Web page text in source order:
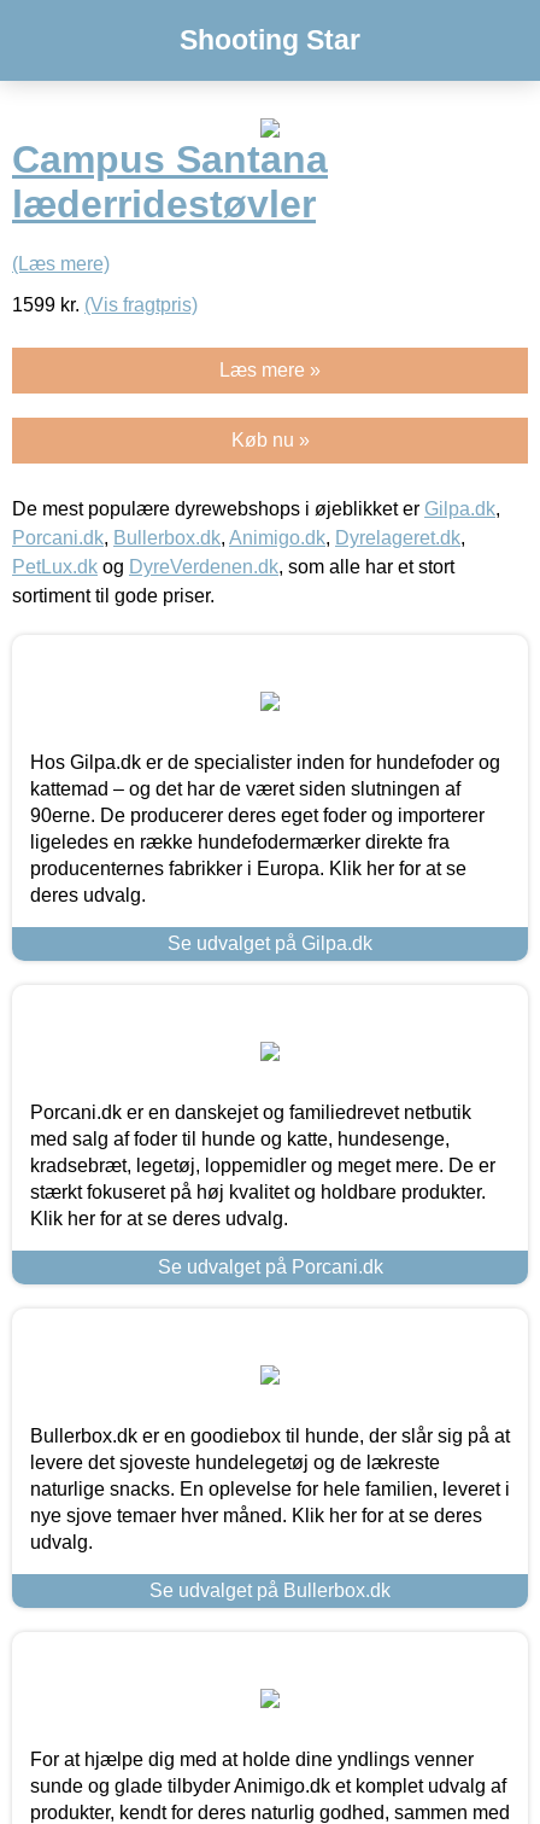
Shooting Star
Campus Santana
læderridestøvler
(Læs mere)
1599 kr. (Vis fragtpris)
Læs mere »
Køb nu »
De mest populære dyrewebshops i øjeblikket er Gilpa.dk,
Porcani.dk, Bullerbox.dk, Animigo.dk, Dyrelageret.dk,
PetLux.dk og DyreVerdenen.dk, som alle har et stort
sortiment til gode priser.
Hos Gilpa.dk er de specialister inden for hundefoder og
kattemad – og det har de været siden slutningen af
90erne. De producerer deres eget foder og importerer
ligeledes en række hundefodermærker direkte fra
producenternes fabrikker i Europa. Klik her for at se
deres udvalg.
Se udvalget på Gilpa.dk
Porcani.dk er en danskejet og familiedrevet netbutik
med salg af foder til hunde og katte, hundesenge,
kradsebræt, legetøj, loppemidler og meget mere. De er
stærkt fokuseret på høj kvalitet og holdbare produkter.
Klik her for at se deres udvalg.
Se udvalget på Porcani.dk
Bullerbox.dk er en goodiebox til hunde, der slår sig på at
levere det sjoveste hundelegetøj og de lækreste
naturlige snacks. En oplevelse for hele familien, leveret i
nye sjove temaer hver måned. Klik her for at se deres
udvalg.
Se udvalget på Bullerbox.dk
For at hjælpe dig med at holde dine yndlings venner
sunde og glade tilbyder Animigo.dk et komplet udvalg af
produkter, kendt for deres naturlig godhed, sammen med